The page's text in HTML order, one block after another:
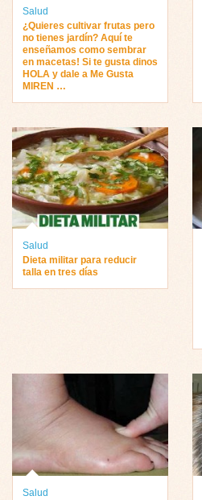
Salud
¿Quieres cultivar frutas pero
no tienes jardín? Aquí te
enseñamos como sembrar
en macetas! Si te gusta dinos
HOLA y dale a Me Gusta
MIREN …
Salud
Dieta militar para reducir
talla en tres días
Salud